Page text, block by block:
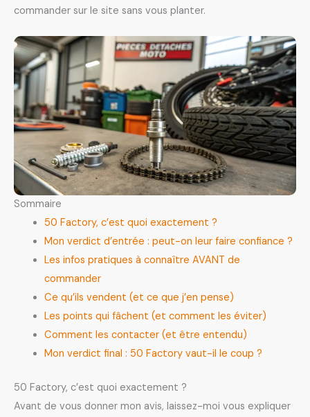
commander sur le site sans vous planter.
Sommaire
50 Factory, c’est quoi exactement ?
Mon verdict d’entrée : peut-on leur faire confiance ?
Les infos pratiques à connaître AVANT de
commander
Ce qu’ils vendent (et ce que j’en pense)
Les points qui fâchent (et comment les éviter)
Comment les contacter (et être entendu)
Mon verdict final : 50 Factory vaut-il le coup ?
50 Factory, c’est quoi exactement ?
Avant de vous donner mon avis, laissez-moi vous expliquer